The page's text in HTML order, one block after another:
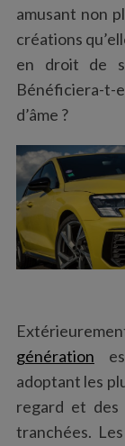
amusant non
créations
en droit de
Bénéficiera-
d’âme ?
génération
adoptant les
regard et
tranchées.